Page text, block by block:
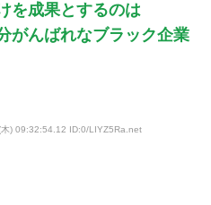
を成果とするのは
がんばれなブラック企業
) 09:32:54.12 ID:0/LIYZ5Ra .net